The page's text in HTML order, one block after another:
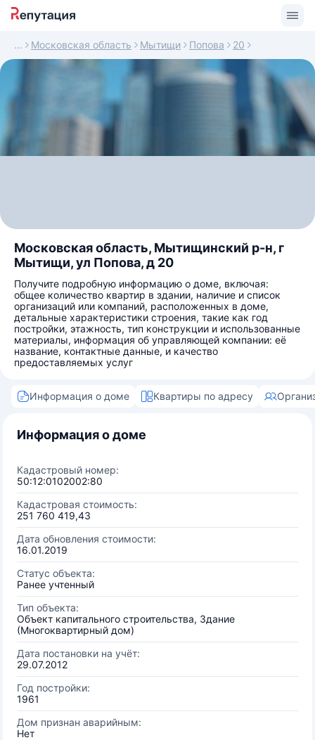
Московская область Мытищи Попова 20
Московская область, Мытищинский р-н, г
Мытищи, ул Попова, д 20
Получите подробную информацию о доме, включая:
общее количество квартир в здании, наличие и список
организаций или компаний, расположенных в доме,
детальные характеристики строения, такие как год
постройки, этажность, тип конструкции и использованные
материалы, информация об управляющей компании: её
название, контактные данные, и качество
предоставляемых услуг
Информация о доме Квартиры по адресу
Информация о доме
Кадастровый номер:
50:12:0102002:80
Кадастровая стоимость:
251 760 419,43
Дата обновления стоимости:
16.01.2019
Статус объекта:
Ранее учтенный
Тип объекта:
Объект капитального строительства, Здание
(Многоквартирный дом)
Дата постановки на учёт:
29.07.2012
Год постройки:
1961
Дом признан аварийным:
Нет